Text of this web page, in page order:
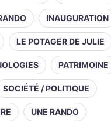
INAUGURATION
LE POTAGER DE JULIE
PATRIMOINE
SOCIÉTÉ / POLITIQUE
UNE RANDO